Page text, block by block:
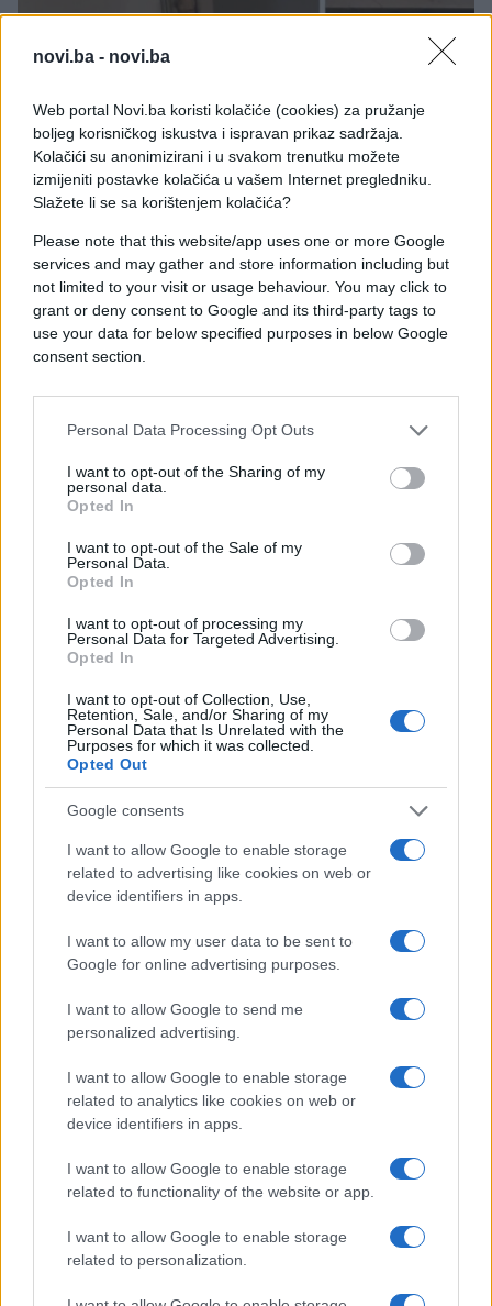
novi.ba - novi.ba
Web portal Novi.ba koristi kolačiće (cookies) za pružanje
boljeg korisničkog iskustva i ispravan prikaz sadržaja.
Kolačići su anonimizirani i u svakom trenutku možete
izmijeniti postavke kolačića u vašem Internet pregledniku.
Slažete li se sa korištenjem kolačića?
Please note that this website/app uses one or more Google
services and may gather and store information including but
not limited to your visit or usage behaviour. You may click to
grant or deny consent to Google and its third-party tags to
use your data for below specified purposes in below Google
consent section.
Personal Data Processing Opt Outs
I want to opt-out of the Sharing of my
personal data.
Opted In
I want to opt-out of the Sale of my
Personal Data.
Opted In
I want to opt-out of processing my
Personal Data for Targeted Advertising.
Opted In
I want to opt-out of Collection, Use,
Retention, Sale, and/or Sharing of my
Personal Data that Is Unrelated with the
Purposes for which it was collected.
Opted Out
Google consents
I want to allow Google to enable storage
related to advertising like cookies on web or
device identifiers in apps.
I want to allow my user data to be sent to
Google for online advertising purposes.
I want to allow Google to send me
personalized advertising.
I want to allow Google to enable storage
related to analytics like cookies on web or
device identifiers in apps.
I want to allow Google to enable storage
related to functionality of the website or app.
I want to allow Google to enable storage
related to personalization.
#sarajevo
#fotografija #znakovi
#Lopovi